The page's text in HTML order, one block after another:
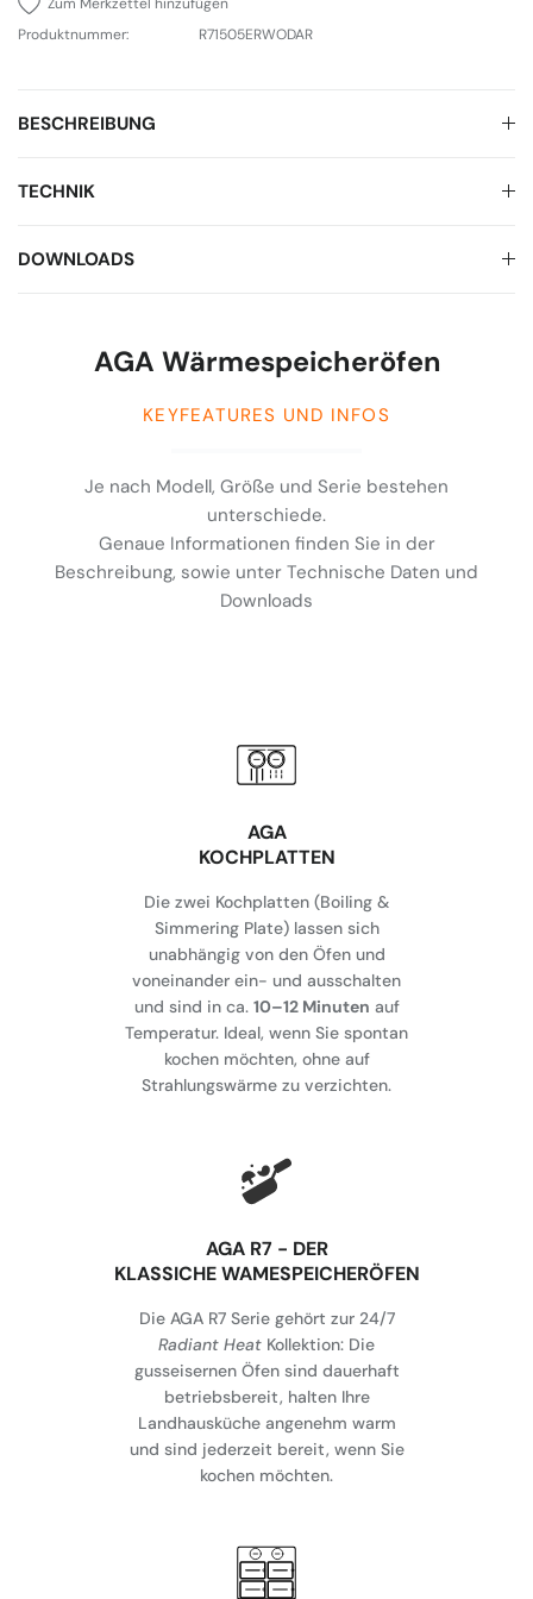
Produktnummer:
R71505ERWODAR
BESCHREIBUNG
TECHNIK
DOWNLOADS
AGA Wärmespeicheröfen
KEYFEATURES UND INFOS
Je nach Modell, Größe und Serie bestehen
unterschiede.
Genaue Informationen finden Sie in der
Beschreibung, sowie unter Technische Daten und
Downloads
AGA
KOCHPLATTEN
Die zwei Kochplatten (Boiling &
Simmering Plate) lassen sich
unabhängig von den Öfen und
voneinander ein- und ausschalten
und sind in ca. 10–12 Minuten auf
Temperatur. Ideal, wenn Sie spontan
kochen möchten, ohne auf
Strahlungswärme zu verzichten.
AGA R7 - DER
KLASSICHE WAMESPEICHERÖFEN
Die AGA R7 Serie gehört zur 24/7
Radiant Heat Kollektion: Die
gusseisernen Öfen sind dauerhaft
betriebsbereit, halten Ihre
Landhausküche angenehm warm
und sind jederzeit bereit, wenn Sie
kochen möchten.